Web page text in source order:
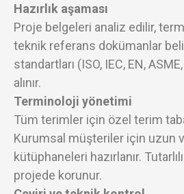
Hazırlık aşaması
Proje belgeleri analiz edilir,
teknik referans dokümanlar
standartları (ISO, IEC, EN,
alınır.
Terminoloji yönetimi
Tüm terimler için özel terim
Kurumsal müşteriler için uzun
kütüphaneleri hazırlanır.
projede korunur.